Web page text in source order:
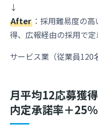
↓
After ：採用難易度の
得、広報経由の採用で
サービス業（従業員120
月平均12応募獲得
内定承諾率＋25％